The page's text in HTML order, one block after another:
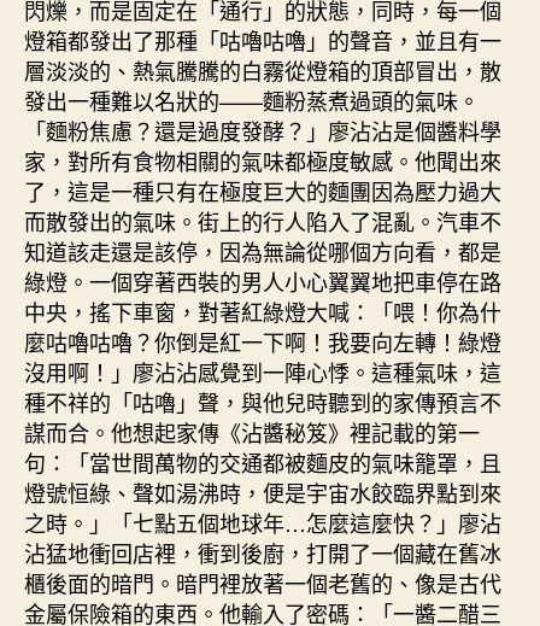
閃爍，而是固定在「通行」的狀態，同時，每一個
燈箱都發出了那種「咕嚕咕嚕」的聲音，並且有一
層淡淡的、熱氣騰騰的白霧從燈箱的頂部冒出，散
發出一種難以名狀的——麵粉蒸煮過頭的氣味。
「麵粉焦慮？還是過度發酵？」廖沾沾是個醬料學
家，對所有食物相關的氣味都極度敏感。他聞出來
了，這是一種只有在極度巨大的麵團因為壓力過大
而散發出的氣味。街上的行人陷入了混亂。汽車不
知道該走還是該停，因為無論從哪個方向看，都是
綠燈。一個穿著西裝的男人小心翼翼地把車停在路
中央，搖下車窗，對著紅綠燈大喊：「喂！你為什
麼咕嚕咕嚕？你倒是紅一下啊！我要向左轉！綠燈
沒用啊！」廖沾沾感覺到一陣心悸。這種氣味，這
種不祥的「咕嚕」聲，與他兒時聽到的家傳預言不
謀而合。他想起家傳《沾醬秘笈》裡記載的第一
句：「當世間萬物的交通都被麵皮的氣味籠罩，且
燈號恒綠、聲如湯沸時，便是宇宙水餃臨界點到來
之時。」「七點五個地球年…怎麼這麼快？」廖沾
沾猛地衝回店裡，衝到後廚，打開了一個藏在舊冰
櫃後面的暗門。暗門裡放著一個老舊的、像是古代
金屬保險箱的東西。他輸入了密碼：「一醬二醋三